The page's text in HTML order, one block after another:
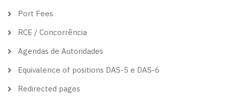
Port Fees
RCE / Concorrência
Agendas de Autoridades
Equivalence of positions DAS-5 e DAS-6
Redirected pages